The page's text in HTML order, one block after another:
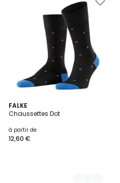
FALKE
Chaussettes Dot
à partir de
12,60 €
6
Couleurs